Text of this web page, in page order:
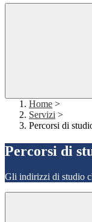
Home >
Servizi >
Percorsi di
Percorsi di
Gli indirizzi di studio